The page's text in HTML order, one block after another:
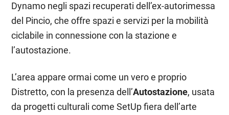
Dynamo negli spazi recuperati dell’ex-autorimessa
del Pincio, che offre spazi e servizi per la mobilità
ciclabile in connessione con la stazione e
l’autostazione.
L’area appare ormai come un vero e proprio
Distretto, con la presenza dell’Autostazione, usata
da progetti culturali come SetUp fiera dell’arte